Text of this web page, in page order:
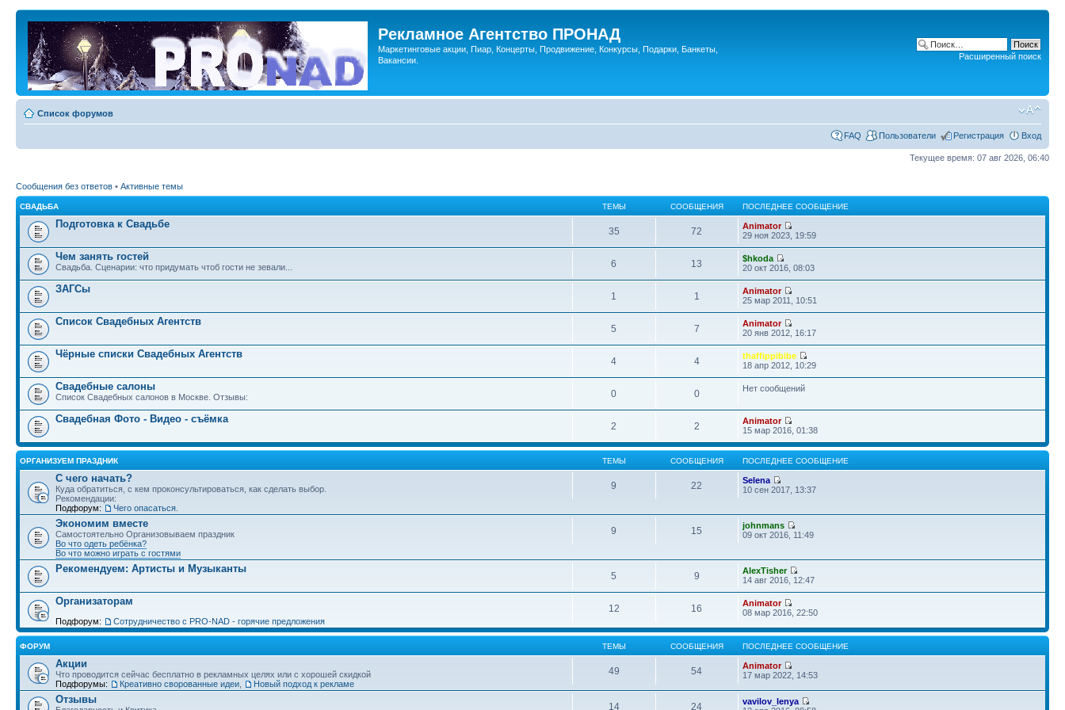
Рекламное Агентство ПРОНАД
Маркетинговые акции, Пиар, Концерты, Продвижение, Конкурсы, Подарки, Банкеты,
Вакансии.
Расширенный поиск
Список форумов
FAQ Пользователи Регистрация Вход
Текущее время: 07 авг 2026, 06:40
Сообщения без ответов • Активные темы
СВАДЬБА ТЕМЫ СООБЩЕНИЯ ПОСЛЕДНЕЕ СООБЩЕНИЕ
Подготовка к Свадьбе
35 72
Animator
29 ноя 2023, 19:59
Чем занять гостей
Свадьба. Сценарии: что придумать чтоб гости не зевали... 6 13
$hkoda
20 окт 2016, 08:03
ЗАГСы
1 1
Animator
25 мар 2011, 10:51
Список Свадебных Агентств
5 7
Animator
20 янв 2012, 16:17
Чёрные списки Свадебных Агентств
4 4
thaffippibibe
18 апр 2012, 10:29
Свадебные салоны
Список Свадебных салонов в Москве. Отзывы: 0 0 Нет сообщений
Свадебная Фото - Видео - съёмка
2 2
Animator
15 мар 2016, 01:38
ОРГАНИЗУЕМ ПРАЗДНИК ТЕМЫ СООБЩЕНИЯ ПОСЛЕДНЕЕ СООБЩЕНИЕ
С чего начать?
Куда обратиться, с кем проконсультироваться, как сделать выбор.
Рекомендации:
Подфорум:
Чего опасаться.
9 22
Selena
10 сен 2017, 13:37
Экономим вместе
Самостоятельно Организовываем праздник
Во что одеть ребёнка?
Во что можно играть с гостями
9 15
johnmans
09 окт 2016, 11:49
Рекомендуем: Артисты и Музыканты
5 9
AlexTisher
14 авг 2016, 12:47
Организаторам
Подфорум: Сотрудничество c PRO-NAD - горячие предложения
12 16
Animator
08 мар 2016, 22:50
ФОРУМ ТЕМЫ СООБЩЕНИЯ ПОСЛЕДНЕЕ СООБЩЕНИЕ
Акции
Что проводится сейчас бесплатно в рекламных целях или с хорошей скидкой
Подфорумы:
Креативно сворованные идеи Новый подход к рекламе
49 54
Animator
17 мар 2022, 14:53
Отзывы
14 24
vavilov_lenya